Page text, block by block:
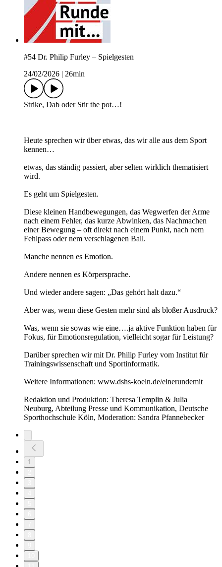
#54 Dr. Philip Furley – Spielgesten
24/02/2026
26min
Strike, Dab oder Stir the pot…!
Heute sprechen wir über etwas, das wir alle aus dem Sport
kennen…
etwas, das ständig passiert, aber selten wirklich thematisiert
wird.
Es geht um Spielgesten.
Diese kleinen Handbewegungen, das Wegwerfen der Arme
nach einem Fehler, das kurze Abwinken, das Nachmachen
einer Bewegung – oft direkt nach einem Punkt, nach nem
Fehlpass oder nem verschlagenen Ball.
Manche nennen es Emotion.
Andere nennen es Körpersprache.
Und wieder andere sagen: „Das gehört halt dazu.“
Aber was, wenn diese Gesten mehr sind als bloßer Ausdruck?
Was, wenn sie sowas wie eine….ja aktive Funktion haben für
Fokus, für Emotionsregulation, vielleicht sogar für Leistung?
Darüber sprechen wir mit Dr. Philip Furley vom Institut für
Trainingswissenschaft und Sportinformatik.
Weitere Informationen: www.dshs-koeln.de/einerundemit
Redaktion und Produktion: Theresa Templin & Julia
Neuburg, Abteilung Presse und Kommunikation, Deutsche
Sporthochschule Köln, Moderation: Sandra Pfannebecker
1